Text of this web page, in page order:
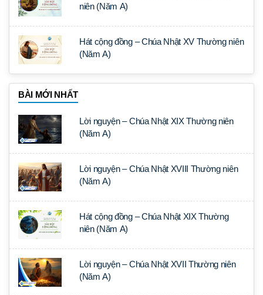
niên (Năm A)
Hát cộng đồng – Chúa Nhật XV Thường niên
(Năm A)
BÀI MỚI NHẤT
Lời nguyện – Chúa Nhật XIX Thường niên
(Năm A)
Lời nguyện – Chúa Nhật XVIII Thường niên
(Năm A)
Hát cộng đồng – Chúa Nhật XIX Thường
niên (Năm A)
Lời nguyện – Chúa Nhật XVII Thường niên
(Năm A)